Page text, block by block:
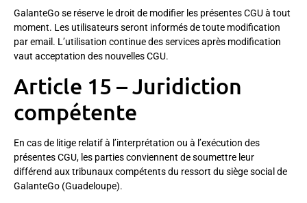
GalanteGo se réserve le droit de modifier les présentes CGU à tout
moment. Les utilisateurs seront informés de toute modification
par email. L’utilisation continue des services après modification
vaut acceptation des nouvelles CGU.
Article 15 – Juridiction
compétente
En cas de litige relatif à l’interprétation ou à l’exécution des
présentes CGU, les parties conviennent de soumettre leur
différend aux tribunaux compétents du ressort du siège social de
GalanteGo (Guadeloupe).